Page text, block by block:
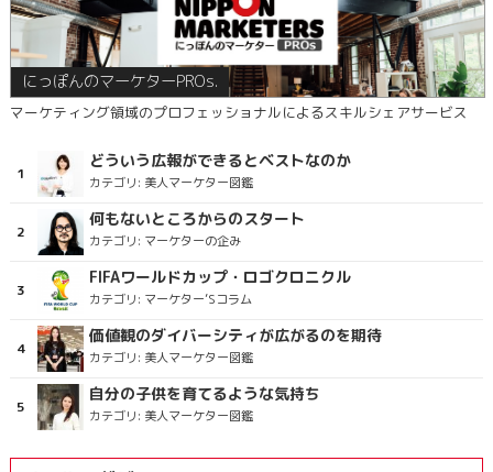
にっぽんのマーケターPROs.
マーケティング領域のプロフェッショナルによるスキルシェアサービス
どういう広報ができるとベストなのか
カテゴリ: 美人マーケター図鑑
何もないところからのスタート
カテゴリ: マーケターの企み
FIFAワールドカップ・ロゴクロニクル
カテゴリ: マーケター’Sコラム
価値観のダイバーシティが広がるのを期待
カテゴリ: 美人マーケター図鑑
自分の子供を育てるような気持ち
カテゴリ: 美人マーケター図鑑